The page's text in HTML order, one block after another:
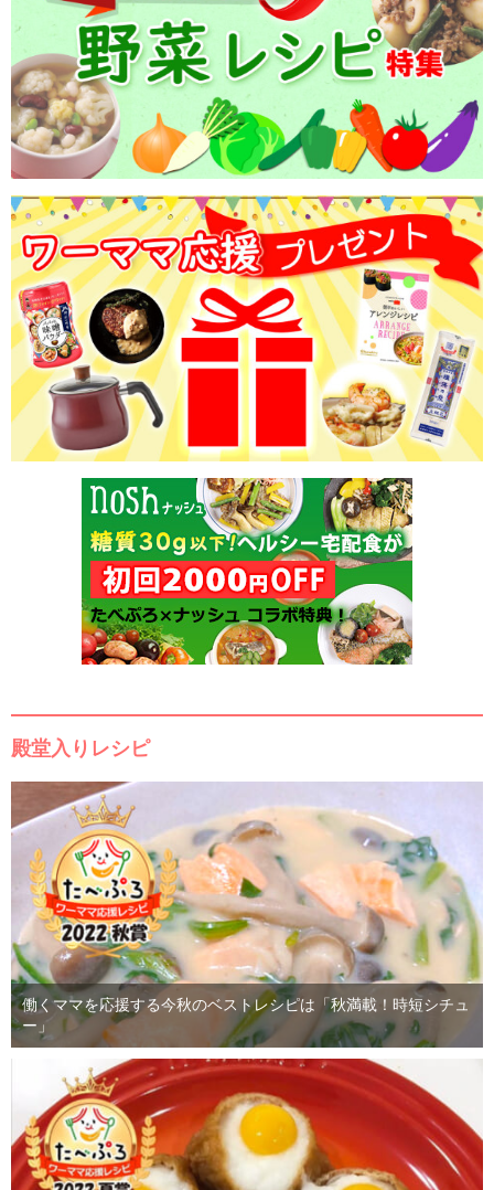
殿堂入りレシピ
働くママを応援する今秋のベストレシピは「秋満載！時短シチュ
ー」